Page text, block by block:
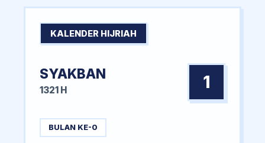
KALENDER HIJRIAH
SYAKBAN
1321 H 1
BULAN KE-0